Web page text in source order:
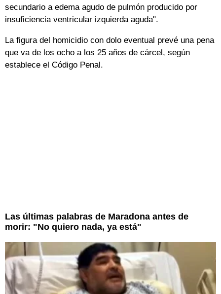
secundario a edema agudo de pulmón producido por
insuficiencia ventricular izquierda aguda".
La figura del homicidio con dolo eventual prevé una pena
que va de los ocho a los 25 años de cárcel, según
establece el Código Penal.
Las últimas palabras de Maradona antes de
morir: "No quiero nada, ya está"